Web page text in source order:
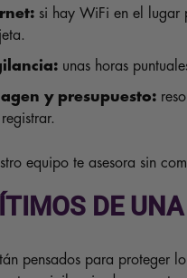
si hay WiFi en el lugar
unas horas
y presupuesto:
equipo te asesora sin
DE
pensados para